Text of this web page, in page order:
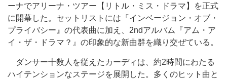
ーナでアリーナ・ツアー【リトル・ミス・ドラマ】を正式
に開幕した。セットリストには『インベージョン・オブ・
プライバシー』の代表曲に加え、2ndアルバム『アム・ア
イ・ザ・ドラマ？』の印象的な新曲群を織り交ぜている。
ダンサー十数人を従えたカーディは、約2時間にわたる
ハイテンションなステージを展開した。多くのヒット曲と